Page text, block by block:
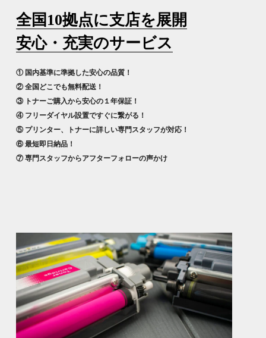
全国10拠点に支店を展開
安心・充実のサービス
① 国内基準に準拠した安心の品質！
② 全国どこでも無料配送！
③ トナーご購入から安心の１年保証！
④ フリーダイヤル設置ですぐに繋がる！
⑤ プリンター、トナーに詳しい専門スタッフが対応！
⑥ 最短即日納品！
⑦ 専門スタッフからアフターフォローの声かけ